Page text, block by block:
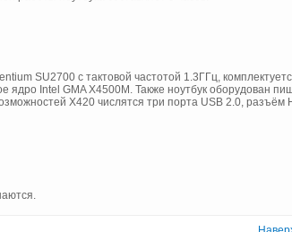
SU2700 с тактовой частотой 1.3ГГц,
ядро Intel GMA X4500M. Также ноутбук оборудован
Х420 числятся три порта USB 2.0, разъём